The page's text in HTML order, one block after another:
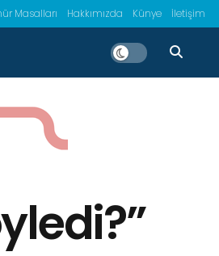
Masalları Hakkımızda Künye İletişim